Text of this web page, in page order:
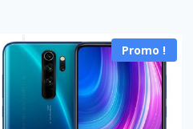
Promo !